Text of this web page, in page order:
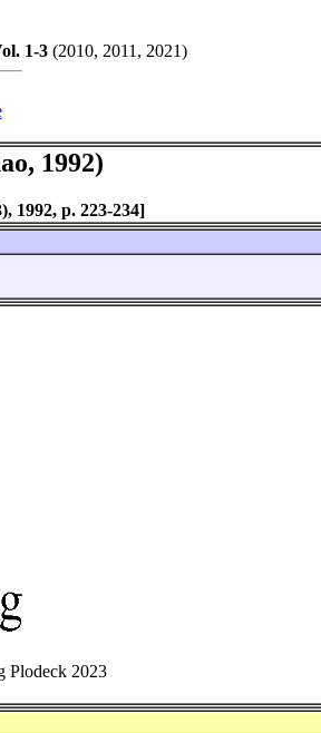
1-3 (2010, 2011, 2021)
1992)
1992, p. 223-234]
Plodeck 2023